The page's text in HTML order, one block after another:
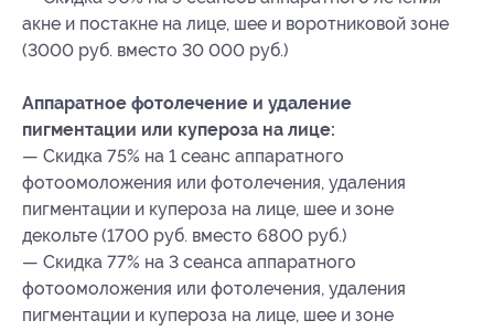
акне и постакне на лице, шее и воротниковой зоне
(3000 руб. вместо 30 000 руб.)
Аппаратное фотолечение и удаление
пигментации или купероза на лице:
— Скидка 75% на 1 сеанс аппаратного
фотоомоложения или фотолечения, удаления
пигментации и купероза на лице, шее и зоне
декольте (1700 руб. вместо 6800 руб.)
— Скидка 77% на 3 сеанса аппаратного
фотоомоложения или фотолечения, удаления
пигментации и купероза на лице, шее и зоне